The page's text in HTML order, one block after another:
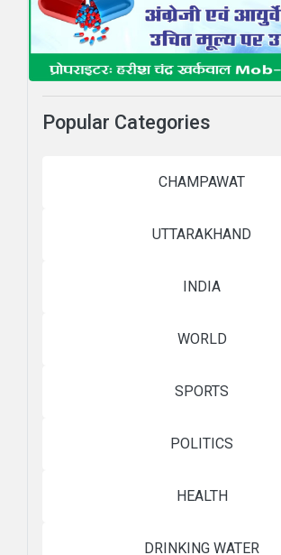
Popular Categories
CHAMPAWAT
UTTARAKHAND
INDIA
WORLD
SPORTS
POLITICS
HEALTH
DRINKING WATER